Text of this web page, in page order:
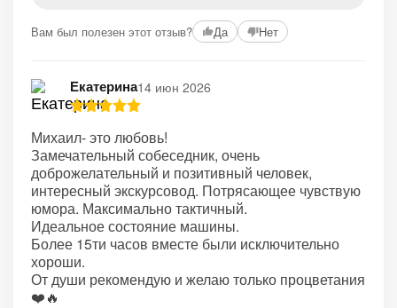
Вам был полезен этот отзыв? Да Нет
Екатерина14 июн 2026
Михаил- это любовь!
Замечательный собеседник, очень
доброжелательный и позитивный человек,
интересный экскурсовод. Потрясающее чувствую
юмора. Максимально тактичный.
Идеальное состояние машины.
Более 15ти часов вместе были исключительно
хороши.
От души рекомендую и желаю только процветания
❤️🔥